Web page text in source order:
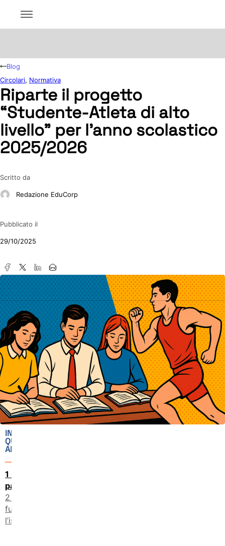
Riparte il progetto
“Studente-Atleta di alto
livello” per l’anno scolastico
2025/2026
Scritto da
Redazione EduCorp
Pubblicato il
29/10/2025
Blog
Circolari, Normativa
IN
QUESTO
ARTICOLO
Chi può
partecipare
funziona
l’iscrizione